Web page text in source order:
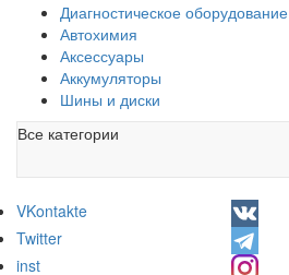
Диагностическое оборудование
Автохимия
Аксессуары
Аккумуляторы
Шины и диски
Все категории
VKontakte
Twitter
inst